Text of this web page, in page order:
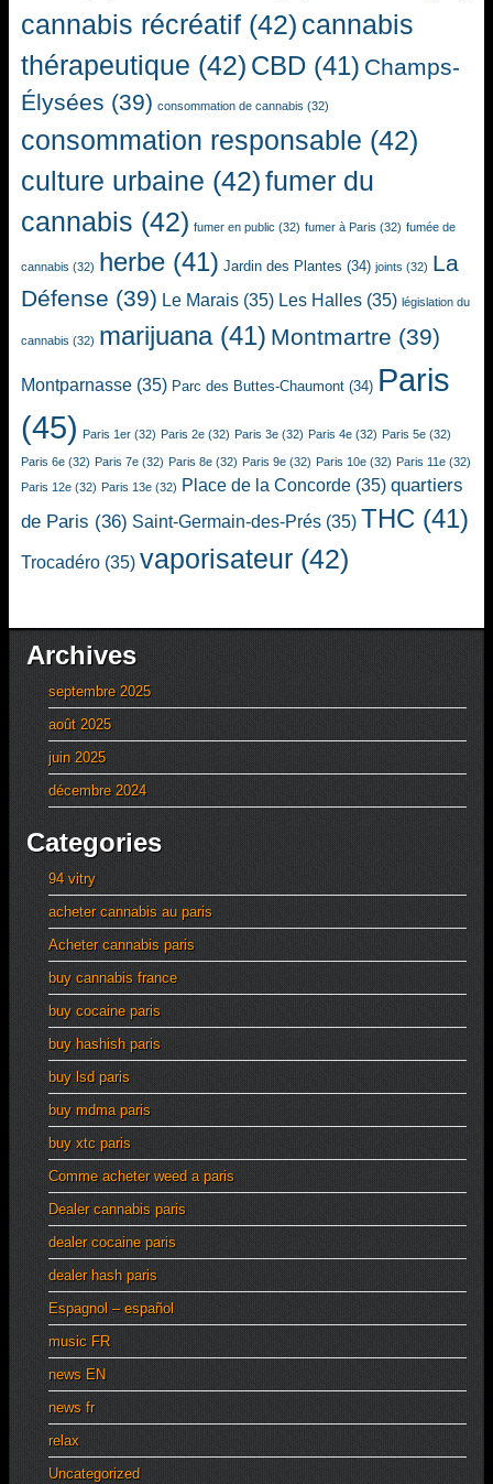
cannabis récréatif (42) cannabis
thérapeutique (42) CBD (41) Champs-
Élysées (39) consommation de cannabis (32)
consommation responsable (42)
culture urbaine (42)fumer du
cannabis (42) fumer en public (32) fumer à Paris (32) fumée de
cannabis (32) herbe (41) Jardin des Plantes (34) joints (32) La
Défense (39) Le Marais (35) Les Halles (35) législation du
cannabis (32) marijuana(41) Montmartre (39)
Montparnasse (35) Parc des Buttes-Chaumont (34) Paris
(45) Paris 1er (32) Paris 2e (32) Paris 3e (32) Paris 4e (32) Paris 5e (32)
Paris 6e (32) Paris 7e (32) Paris 8e (32) Paris 9e (32) Paris 10e (32) Paris 11e (32)
Paris 12e (32) Paris 13e (32) Place de la Concorde (35) quartiers
de Paris (36) Saint-Germain-des-Prés (35) THC (41)
Trocadéro (35) vaporisateur (42)
Archives
septembre 2025
août 2025
juin 2025
décembre 2024
Categories
94 vitry
acheter cannabis au paris
Acheter cannabis paris
buy cannabis france
buy cocaine paris
buy hashish paris
buy lsd paris
buy mdma paris
buy xtc paris
Comme acheter weed a paris
Dealer cannabis paris
dealer cocaine paris
dealer hash paris
Espagnol – español
music FR
news EN
news fr
relax
Uncategorized